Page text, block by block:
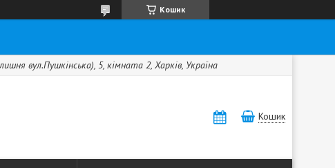
Кошик
вул.Пушкінська), 5, кімната 2, Харків, Україна
Кошик